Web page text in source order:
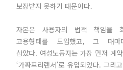
보장받지 못하기 때문이다.
자본은 사용자의 법적 책임을
고용형태를 도입했고, 그 때
삼았다. 여성노동자는 가장 먼저 계
‘가짜프리랜서’로 유입되었다. 그리